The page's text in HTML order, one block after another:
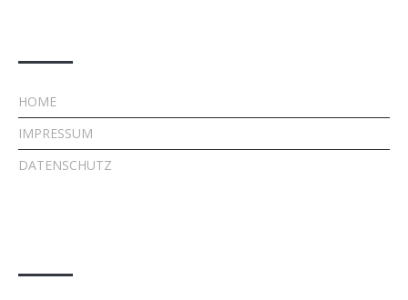
HOME
IMPRESSUM
DATENSCHUTZ